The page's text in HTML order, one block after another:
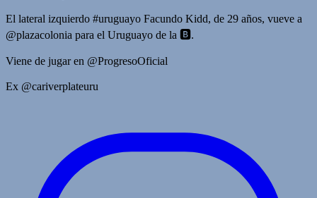
El lateral izquierdo #uruguayo Facundo Kidd, de 29 años, vueve a
@plazacolonia para el Uruguayo de la 🅱️.
Viene de jugar en @ProgresoOficial
Ex @cariverplateuru